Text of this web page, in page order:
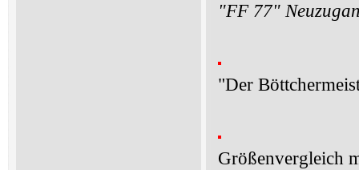
"FF 77"
"Der
Größenvergleich